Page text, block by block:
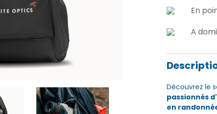
En
A
Découvrez le
passionnés
en